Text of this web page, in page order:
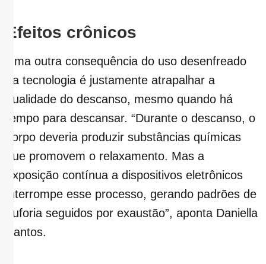
Efeitos crônicos
Uma outra consequência do uso desenfreado
da tecnologia é justamente atrapalhar a
qualidade do descanso, mesmo quando há
tempo para descansar. “Durante o descanso, o
corpo deveria produzir substâncias químicas
que promovem o relaxamento. Mas a
exposição contínua a dispositivos eletrônicos
interrompe esse processo, gerando padrões de
euforia seguidos por exaustão”, aponta Daniella
Santos.